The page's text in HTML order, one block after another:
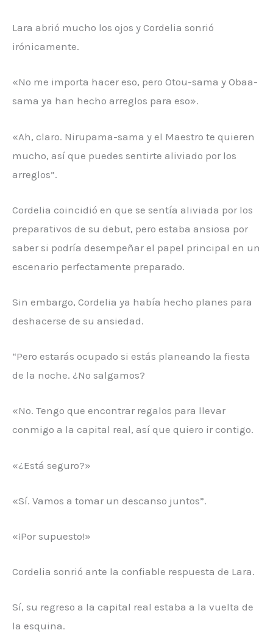
Lara abrió mucho los ojos y Cordelia sonrió
irónicamente.
«No me importa hacer eso, pero Otou-sama y Obaa-
sama ya han hecho arreglos para eso».
«Ah, claro. Nirupama-sama y el Maestro te quieren
mucho, así que puedes sentirte aliviado por los
arreglos”.
Cordelia coincidió en que se sentía aliviada por los
preparativos de su debut, pero estaba ansiosa por
saber si podría desempeñar el papel principal en un
escenario perfectamente preparado.
Sin embargo, Cordelia ya había hecho planes para
deshacerse de su ansiedad.
“Pero estarás ocupado si estás planeando la fiesta
de la noche. ¿No salgamos?
«No. Tengo que encontrar regalos para llevar
conmigo a la capital real, así que quiero ir contigo.
«¿Está seguro?»
«Sí. Vamos a tomar un descanso juntos”.
«¡Por supuesto!»
Cordelia sonrió ante la confiable respuesta de Lara.
Sí, su regreso a la capital real estaba a la vuelta de
la esquina.